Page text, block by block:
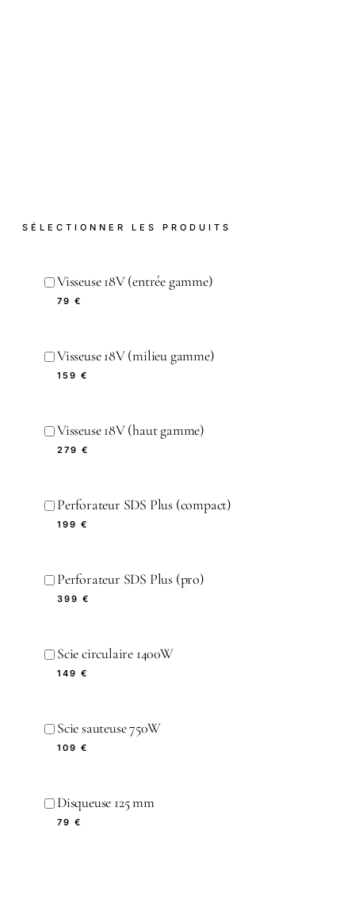
SÉLECTIONNER LES PRODUITS
Visseuse 18V (entrée gamme)
79 €
Visseuse 18V (milieu gamme)
159 €
Visseuse 18V (haut gamme)
279 €
Perforateur SDS Plus (compact)
199 €
Perforateur SDS Plus (pro)
399 €
Scie circulaire 1400W
149 €
Scie sauteuse 750W
109 €
Disqueuse 125 mm
79 €